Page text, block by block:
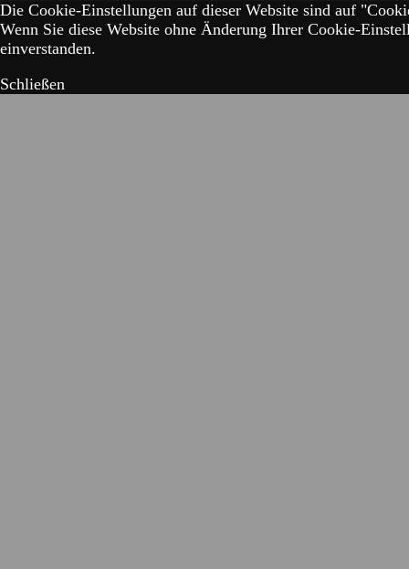
Die Cookie-Einstellungen auf dieser Website sind auf
Wenn Sie diese Website ohne Änderung Ihrer Cookie-
einverstanden.
Schließen